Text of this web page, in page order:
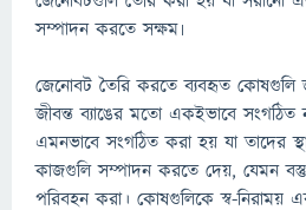
সম্পাদন করতে সক্ষম৷
জেনোবট তৈরি করতে ব্যবহৃত কোষগুলি
জীবন্ত ব্যাঙের মতো একইভাবে সংগঠিত
এমনভাবে সংগঠিত করা হয় যা তাদের
কাজগুলি সম্পাদন করতে দেয়, যেমন
পরিবহন করা। কোষগুলিকে স্ব-